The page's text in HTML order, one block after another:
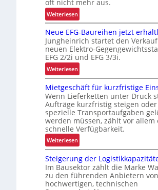
f
i
s
c
h
e
P
r
x
i
s
t
e
s
t
s
oft nicht mehr aus.
Weiterlesen:
A
r
b
e
i
t
s
s
i
c
h
e
r
h
e
i
t
Neue EFG-Baureihen jetzt
Jungheinrich startet den
neuen Elektro-
EFG 2/2i und EFG 3/3i.
Weiterlesen:
N
e
u
e
E
F
G
-
B
a
u
r
Mietgeschäft für kurzfristige
Wenn Lieferketten unter Druck
Aufträge kurzfristig steigen oder
spezielle Transportaufgaben
werden müssen, zählt vor allem
schnelle Verfügbarkeit.
Weiterlesen:
M
i
e
t
g
Steigerung der
Im Bausektor zählt die Marke
zu den führenden Anbietern von
hochwertigen, technischen